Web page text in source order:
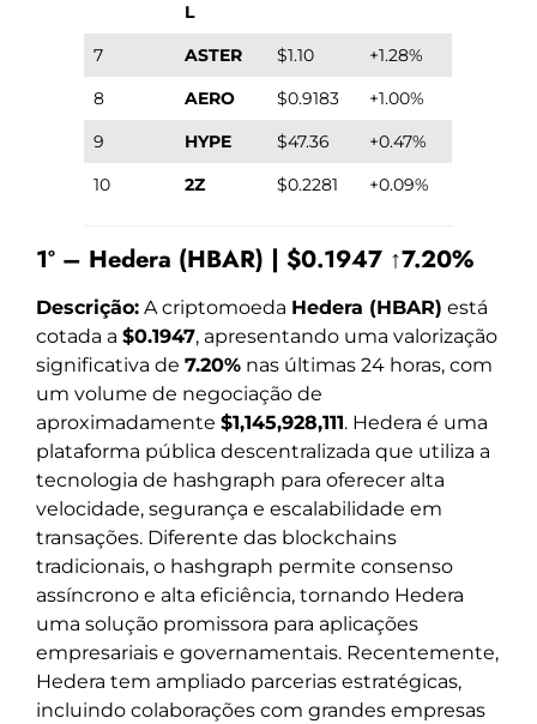
L
7 ASTER $1.10
+1.28%
8
AERO $0.9183
+1.00%
9
HYPE $47.36
+0.47%
10
2Z $0.2281 +0.09%
1º – Hedera (HBAR) | $0.1947 ↑7.20%
Descrição: A criptomoeda Hedera (HBAR) está
cotada a $0.1947, apresentando uma valorização
significativa de 7.20% nas últimas 24 horas, com
um volume de negociação de
aproximadamente $1,145,928,111. Hedera é uma
plataforma pública descentralizada que utiliza a
tecnologia de hashgraph para oferecer alta
velocidade, segurança e escalabilidade em
transações. Diferente das blockchains
tradicionais, o hashgraph permite consenso
assíncrono e alta eficiência, tornando Hedera
uma solução promissora para aplicações
empresariais e governamentais. Recentemente,
Hedera tem ampliado parcerias estratégicas,
incluindo colaborações com grandes empresas